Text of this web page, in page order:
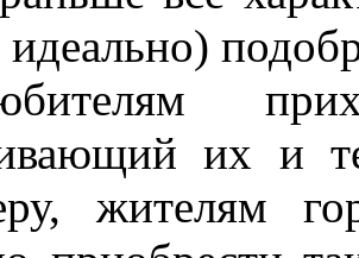
их и
жителям